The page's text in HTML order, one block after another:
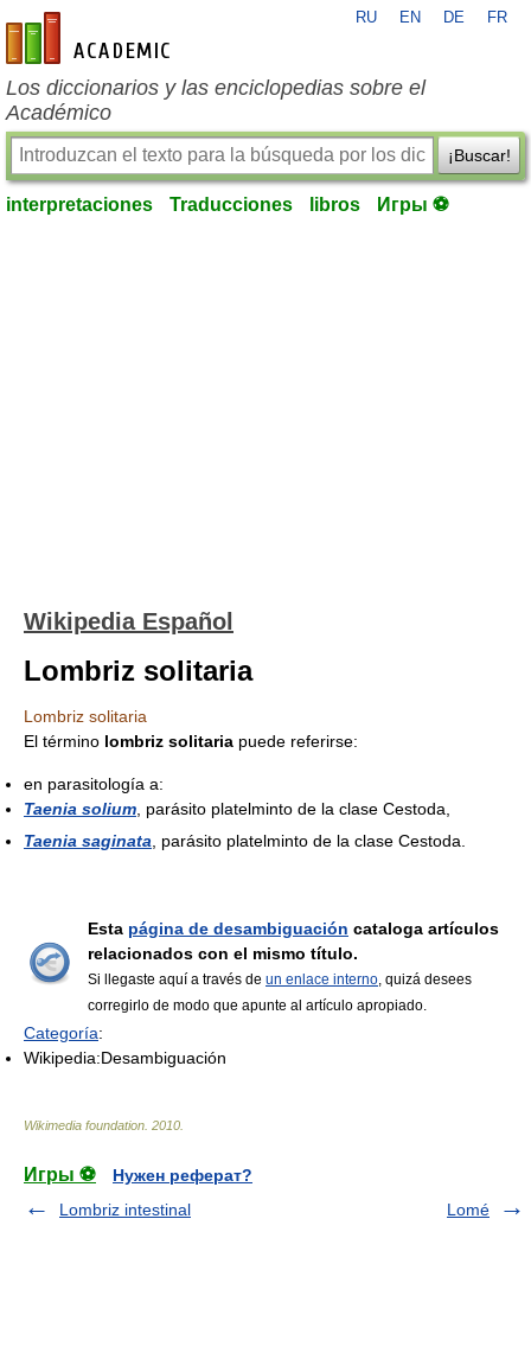
es-academic.com
RU EN DE FR
Los diccionarios y las enciclopedias sobre el
Académico
¡Buscar!
interpretaciones Traducciones libros Игры ⚽
Wikipedia Español
Lombriz solitaria
Lombriz solitaria
El término lombriz solitaria puede referirse:
en parasitología a:
Taenia solium , parásito platelminto de la clase Cestoda,
Taenia saginata , parásito platelminto de la clase Cestoda.
Esta página de desambiguación cataloga artículos
relacionados con el mismo título.
Si llegaste aquí a través de un enlace interno, quizá desees
corregirlo de modo que apunte al artículo apropiado.
Categoría:
Wikipedia:Desambiguación
Wikimedia foundation 2010
Игры ⚽
Нужен реферат?
Lombriz intestinal
Lomé